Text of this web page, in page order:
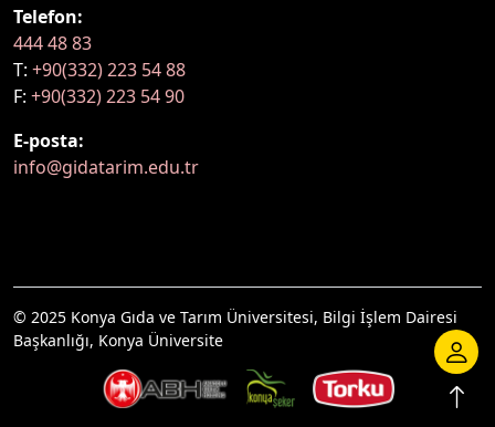
Telefon:
444 48 83
T: +90(332) 223 54 88
F: +90(332) 223 54 90
E-posta:
info@gidatarim.edu.tr
© 2025 Konya Gıda ve Tarım Üniversitesi, Bilgi İşlem Dairesi
Başkanlığı, Konya Üniversite